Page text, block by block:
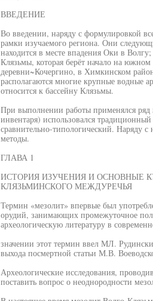
ВВЕДЕНИЕ
Во введении, наряду с формулировкой
рамки изучаемого региона. Они
находится в месте впадения Оки в
Клязьмы, которая берёт начало на
деревни~Кочергино, в Химкинском
располагаются многие крупные водные
относится к бассейну Клязьмы.
При выполнении работы применялся ряд
инвентаря) использовался
сравнительно-типологический. Наряду
методы.
ГЛАВА 1
ИСТОРИЯ ИЗУЧЕНИЯ И ОСНОВНЫЕ
КЛЯЗЬМИНСКОГО МЕЖДУРЕЧЬЯ
Термин «мезолит» впервые был
орудий, занимающих промежуточное
археологическую литературу в
значении этот термин ввел МЛ.
выхода посмертной статьи М.В.
Археологические исследования,
поставить вопрос о неоднородности